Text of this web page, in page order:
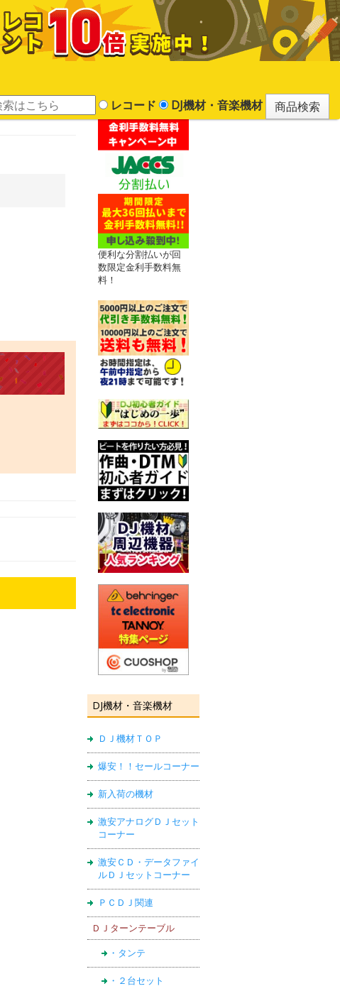
レコード DJ機材・音楽機材
便利な分割払いが回
数限定金利手数料無
料！
DJ機材・音楽機材
ＤＪ機材ＴＯＰ
爆安！！セールコーナー
新入荷の機材
激安アナログＤＪセット
コーナー
激安ＣＤ・データファイ
ルＤＪセットコーナー
ＰＣＤＪ関連
ＤＪターンテーブル
・タンテ
・２台セット